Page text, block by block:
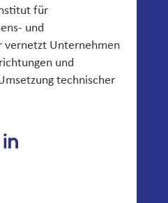
für
und
vernetzt Unternehmen
und
technischer